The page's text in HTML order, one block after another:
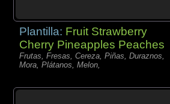
Plantilla: Fruit Strawberry
Cherry Pineapples Peaches
Frutas, Fresas, Cereza, Piñas, Duraznos,
Mora, Plátanos, Melon,